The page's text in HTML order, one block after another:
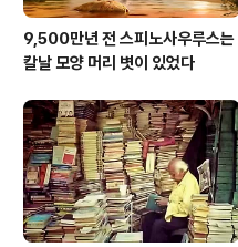
9,500만년 전 스피노사우루스는
칼날 모양 머리 볏이 있었다